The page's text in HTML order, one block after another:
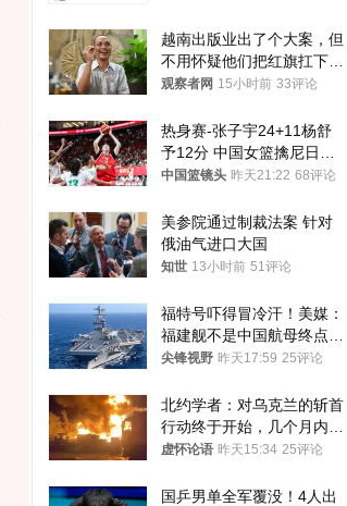
越南出版业出了个大案，但
不用怀疑他们把红旗扛下去
的决心
观察者网 15小时前 33评论
热身赛-张子宇24+11杨舒
予12分 中国女篮擒尼日利
亚
中国篮镜头 昨天21:22 68评论
美参院通过制裁法案 针对
俄油气进口大国
知世 13小时前 51评论
福特号吓得冒冷汗！美媒：
福建舰不是中国航母终点，
而是新起点！
尖锋视野 昨天17:59 25评论
北约学者：对乌克兰的斩首
行动终于开始，几个月内乌
将投降
虚怀论语 昨天15:34 25评论
国乒男单全军覆没！4人出